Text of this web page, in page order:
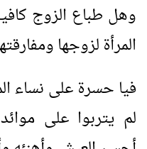
وهل طباع الزوج
المرأة لزوجها
فيا حسرة على نساء
لم يتربوا على